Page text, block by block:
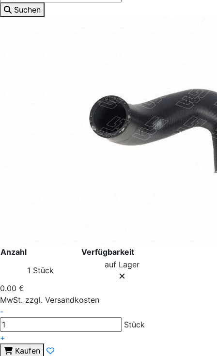
Suchen
Anzahl
Verfügbarkeit
1 Stück
auf Lager
0.00 €
MwSt. zzgl. Versandkosten
-
Stück
+
Kaufen